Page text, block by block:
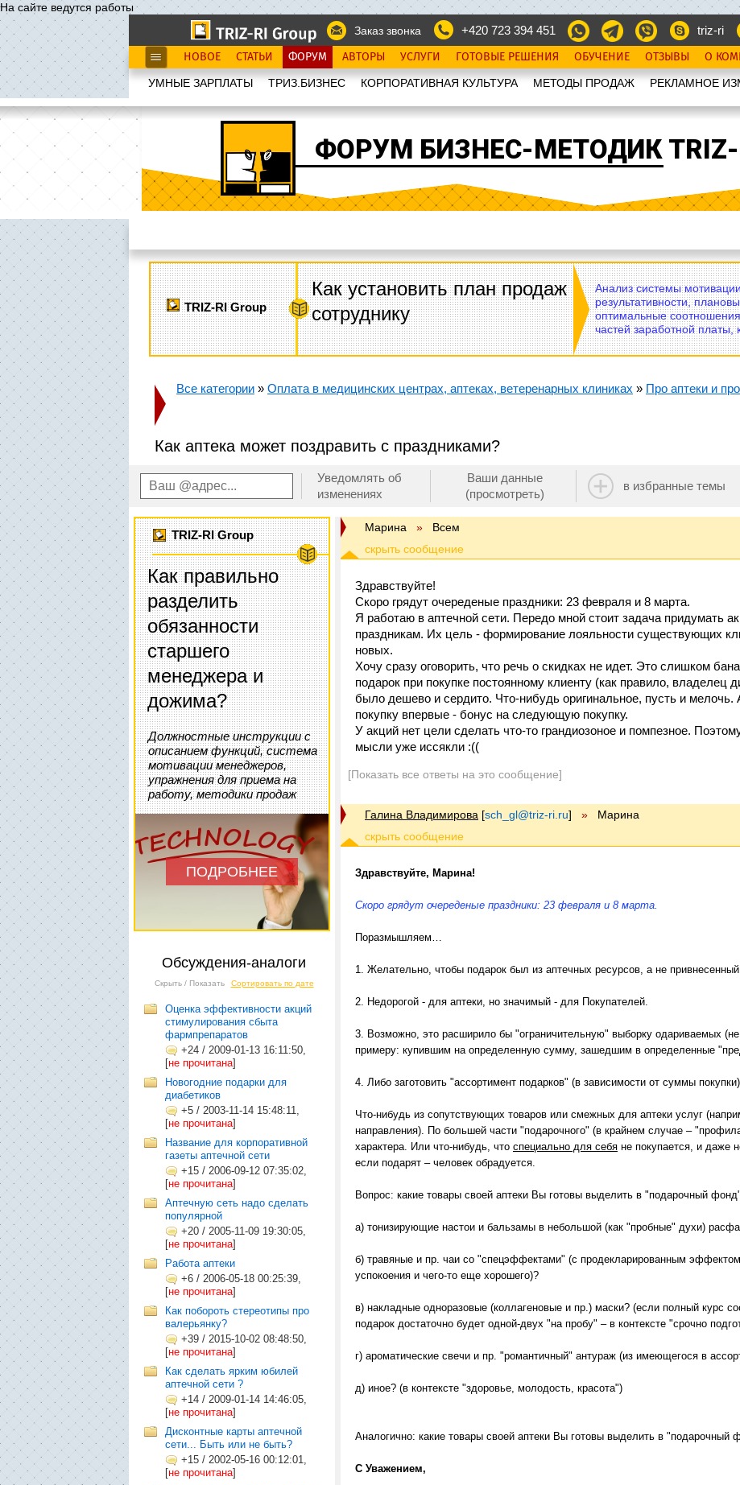
На сайте ведутся работы
Заказ звонка
+420 723 394 451 triz-ri
НОВОЕ СТАТЬИ ФОРУМ АВТОРЫ УСЛУГИ ГОТОВЫЕ РЕШЕНИЯ ОБУЧЕНИЕ ОТЗЫВЫ О
УМНЫЕ ЗАРПЛАТЫ ТРИЗ.БИЗНЕС КОРПОРАТИВНАЯ КУЛЬТУРА МЕТОДЫ ПРОДАЖ РЕКЛАМНОЕ
ФОРУМ БИЗНЕС-МЕТОДИК TRIZ-
TRIZ-RI Group
Как установить план продаж
сотруднику
Анализ системы
результативности,
оптимальные
частей заработной платы,
Все категории » Оплата в медицинских центрах, аптеках, ветеренарных клиниках » Про аптеки и
Как аптека может поздравить с праздниками?
Уведомлять об
изменениях
Ваши данные
(просмотреть)
в избранные темы
TRIZ-RI Group
Как правильно
разделить
обязанности
старшего
менеджера и
дожима?
Должностные инструкции с
описанием функций, система
мотивации менеджеров,
упражнения для приема на
работу, методики продаж
ПОДРОБНЕЕ
Обсуждения-аналоги
Скрыть / Показать Сортировать по дате
Оценка эффективности акций
стимулирования сбыта
фармпрепаратов
+24 / 2009-01-13 16:11:50,
[не прочитана]
Новогодние подарки для
диабетиков
+5 / 2003-11-14 15:48:11,
[не прочитана]
Название для корпоративной
газеты аптечной сети
+15 / 2006-09-12 07:35:02,
[не прочитана]
Аптечную сеть надо сделать
популярной
+20 / 2005-11-09 19:30:05,
[не прочитана]
Работа аптеки
+6 / 2006-05-18 00:25:39,
[не прочитана]
Как побороть стереотипы про
валерьянку?
+39 / 2015-10-02 08:48:50,
[не прочитана]
Как сделать ярким юбилей
аптечной сети ?
+14 / 2009-01-14 14:46:05,
[не прочитана]
Дисконтные карты аптечной
сети... Быть или не быть?
+15 / 2002-05-16 00:12:01,
[не прочитана]
Марина » Всем
Здравствуйте!
Скоро грядут очереденые праздники: 23 февраля и 8 марта.
Я работаю в аптечной сети. Передо мной стоит задача придумать
праздникам. Их цель - формирование лояльности существующих
новых.
Хочу сразу оговорить, что речь о скидках не идет. Это слишком
подарок при покупке постоянному клиенту (как правило, владелец
было дешево и сердито. Что-нибудь оригинальное, пусть и мелочь.
покупку впервые - бонус на следующую покупку.
У акций нет цели сделать что-то грандиозоное и помпезное.
мысли уже иссякли :((
[Показать все ответы на это сообщение]
Галина Владимирова [sch_gl@triz-ri.ru] » Марина
Здравствуйте, Марина!
Скоро грядут очереденые праздники: 23 февраля и 8 марта.
Поразмышляем…
1. Желательно, чтобы подарок был из аптечных ресурсов, а не
2. Недорогой - для аптеки, но значимый - для Покупателей.
3. Возможно, это расширило бы "ограничительную" выборку одариваемых
примеру: купившим на определенную сумму, зашедшим в определенные
4. Либо заготовить "ассортимент подарков" (в зависимости от суммы
Что-нибудь из сопутствующих товаров или смежных для аптеки услуг
направления). По большей части "подарочного" (в крайнем случае –
характера. Или что-нибудь, что специально для себя не покупается, и даже
если подарят – человек обрадуется.
Вопрос: какие товары своей аптеки Вы готовы выделить в "подарочный
а) тонизирующие настои и бальзамы в небольшой (как "пробные" духи)
б) травяные и пр. чаи со "спецэффектами" (с продекларированным эффектом
успокоения и чего-то еще хорошего)?
в) накладные одноразовые (коллагеновые и пр.) маски? (если полный курс
подарок достаточно будет одной-двух "на пробу" – в контексте "срочно
г) ароматические свечи и пр. "романтичный" антураж (из имеющегося в
д) иное? (в контексте "здоровье, молодость, красота")
Аналогично: какие товары своей аптеки Вы готовы выделить в "подарочный
С Уважением,